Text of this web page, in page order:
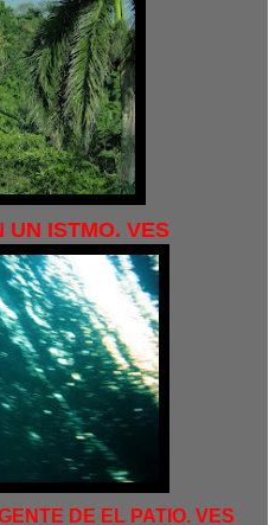
UN ISTMO. VES
DE EL PATIO. VES